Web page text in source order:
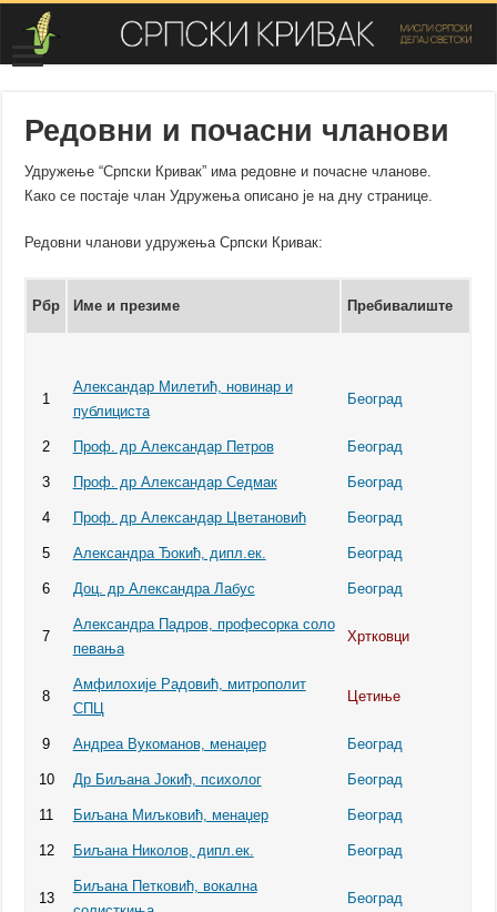
Редовни и почасни чланови
Удружење “Српски Кривак” има редовне и почасне чланове.
Како се постаје члан Удружења описано је на дну странице.
Редовни чланови удружења Српски Кривак:
Рбр Име и презиме Пребивалиште
1
Александар Милетић, новинар и
публициста
Београд
2 Проф. др Александар Петров Београд
3 Проф. др Александар Седмак Београд
4 Проф. др Александар Цветановић Београд
5 Александра Ђокић, дипл.ек. Београд
6 Доц. др Александра Лабус Београд
7
Александра Падров, професорка соло
певања
Хртковци
8
Амфилохије Радовић, митрополит
СПЦ
Цетиње
9 Андреа Вукоманов, менаџер Београд
10 Др Биљана Јокић, психолог Београд
11 Биљана Миљковић, менаџер Београд
12 Биљана Николов, дипл.ек. Београд
13
Биљана Петковић, вокална
Београд